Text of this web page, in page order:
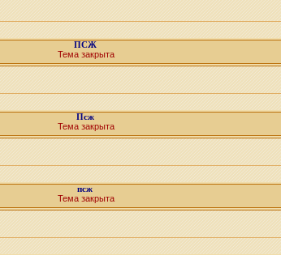
ПСЖ
Тема закрыта
Псж
Тема закрыта
псж
Тема закрыта